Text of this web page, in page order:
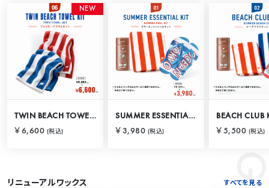
RANKING
N EW
TWIN BEACH TOWEL KIT
￥6,600 (税込)
SUMMER ESSENTIAL KIT
￥3,980 (税込)
BEACH CLUB
￥5,500 (税込)
リニューアルワックス すべてを見る